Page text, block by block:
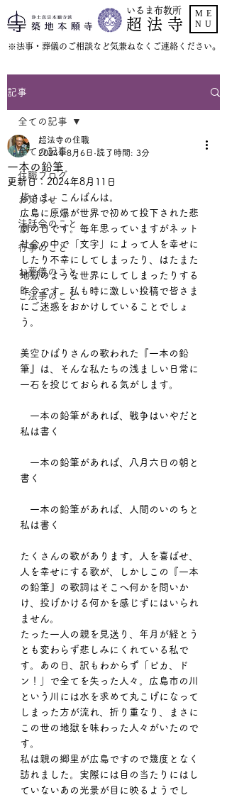
いるま布教所
超 法 寺
​※法事・葬儀のご相談など気兼ねなくご連絡ください。
ME
NU
記事
全ての記事
住職ブログ
お知らせ
法話会のこと
行事のこと
お葬儀のこと
ご法事のこと
全ての記事
一本の鉛筆
超法寺の住職
2024年8月6日 読了時間: 3分
更新日： 2024年8月11日
皆さま、こんばんは。
広島に原爆が世界で初めて投下された悲
劇の日です。毎年思っていますがネット
社会の中で「文字」によって人を幸せに
したり不幸にしてしまったり、はたまた
地獄のような世界にしてしまったりする
昨今です。私も時に激しい投稿で皆さま
にご迷惑をおかけしていることでしょ
う。
美空ひばりさんの歌われた『一本の鉛
筆』は、そんな私たちの浅ましい日常に
一石を投じておられる気がします。
一本の鉛筆があれば、戦争はいやだと
私は書く
一本の鉛筆があれば、八月六日の朝と
書く
一本の鉛筆があれば、人間のいのちと
私は書く
たくさんの歌があります。人を喜ばせ、
人を幸せにする歌が、しかしこの『一本
の鉛筆』の歌詞はそこへ何かを問いか
け、投げかける何かを感じずにはいられ
ません。
たった一人の親を見送り、年月が経とう
とも変わらず悲しみにくれている私で
す。あの日、訳もわからず「ピカ、ド
ン！」で全てを失った人々。広島市の川
という川には水を求めて丸こげになって
しまった方が流れ、折り重なり、まさに
この世の地獄を味わった人々がいたので
す。
私は親の郷里が広島ですので幾度となく
訪れました。実際には目の当たりにはし
ていないあの光景が目に映るようでし